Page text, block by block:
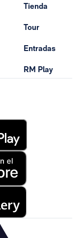
Tienda
Tour
Entradas
RM Play